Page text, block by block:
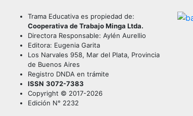
Trama Educativa es propiedad de:
Cooperativa de Trabajo Minga Ltda.
Directora Responsable: Aylén Aurellio
Editora: Eugenia Garita
Los Narvales 958, Mar del Plata, Provincia
de Buenos Aires
Registro DNDA en trámite
ISSN 3072-7383
Copyright © 2017-2026
Edición N° 2232